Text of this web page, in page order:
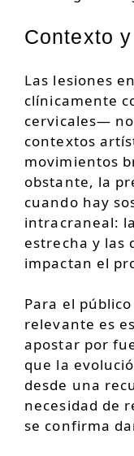
Contexto
Las lesiones
clínicamente
cervicales—
contextos
movimientos
obstante, la
cuando hay
intracraneal:
estrecha y las
impactan el
Para el
relevante es
apostar por
que la
desde una
necesidad de
se confirma